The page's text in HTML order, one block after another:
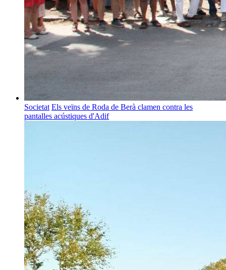
Societat Els veïns de Roda de Berà clamen contra les
pantalles acústiques d'Adif